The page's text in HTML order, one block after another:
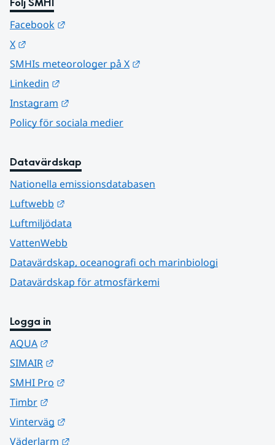
Facebook
X
SMHIs meteorologer på X
Linkedin
Instagram
Policy för sociala medier
Datavärdskap
Nationella emissionsdatabasen
Luftwebb
Luftmiljödata
VattenWebb
Datavärdskap, oceanografi och marinbiologi
Datavärdskap för atmosfärkemi
Logga in
AQUA
SIMAIR
SMHI Pro
Timbr
Vinterväg
Väderlarm